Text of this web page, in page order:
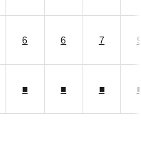
6 6 7
■ ■ ■